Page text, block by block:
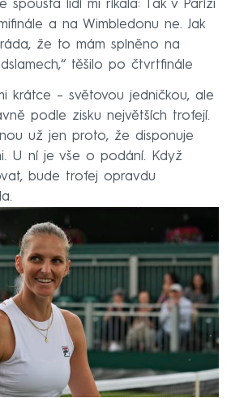
spousta lidí mi říkala: Tak v Paříži
a na Wimbledonu ne. Jak
že to mám splněno na
těšilo po čtvrtfinále
krátce – světovou jedničkou, ale
podle zisku největších trofejí.
už jen proto, že disponuje
U ní je vše o podání. Když
bude trofej opravdu